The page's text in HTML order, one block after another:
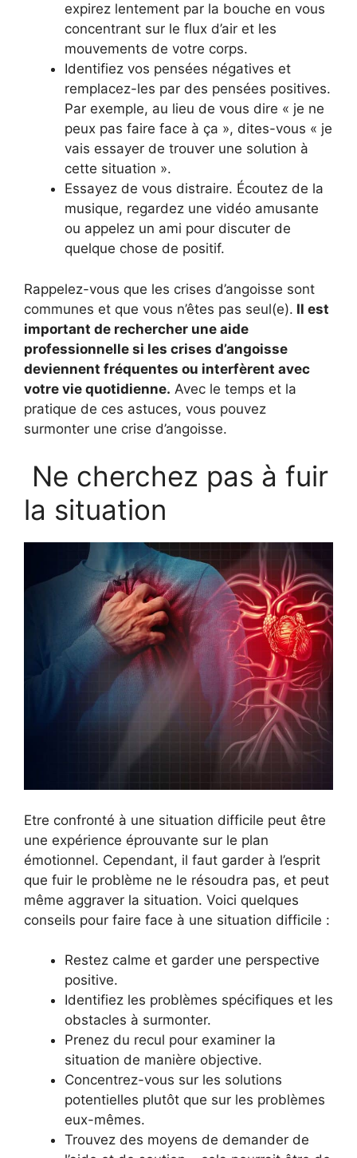
expirez lentement par la bouche en vous
concentrant sur le flux d’air et les
mouvements de votre corps.
Identifiez vos pensées négatives et
remplacez-les par des pensées positives.
Par exemple, au lieu de vous dire « je ne
peux pas faire face à ça », dites-vous « je
vais essayer de trouver une solution à
cette situation ».
Essayez de vous distraire. Écoutez de la
musique, regardez une vidéo amusante
ou appelez un ami pour discuter de
quelque chose de positif.
Rappelez-vous que les crises d’angoisse sont
communes et que vous n’êtes pas seul(e). Il est
important de rechercher une aide
professionnelle si les crises d’angoisse
deviennent fréquentes ou interfèrent avec
votre vie quotidienne. Avec le temps et la
pratique de ces astuces, vous pouvez
surmonter une crise d’angoisse.
Ne cherchez pas à fuir
la situation
Etre confronté à une situation difficile peut être
une expérience éprouvante sur le plan
émotionnel. Cependant, il faut garder à l’esprit
que fuir le problème ne le résoudra pas, et peut
même aggraver la situation. Voici quelques
conseils pour faire face à une situation difficile :
Restez calme et garder une perspective
positive.
Identifiez les problèmes spécifiques et les
obstacles à surmonter.
Prenez du recul pour examiner la
situation de manière objective.
Concentrez-vous sur les solutions
potentielles plutôt que sur les problèmes
eux-mêmes.
Trouvez des moyens de demander de